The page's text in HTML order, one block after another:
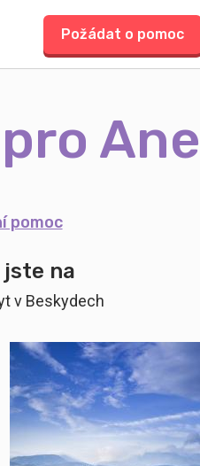
Požádat o pomoc
pomoc
na
v Beskydech